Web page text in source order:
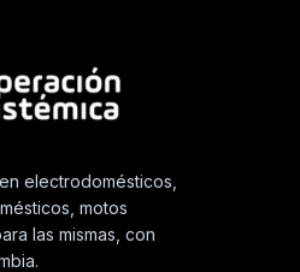
electrodomésticos,
motos
las mismas, con